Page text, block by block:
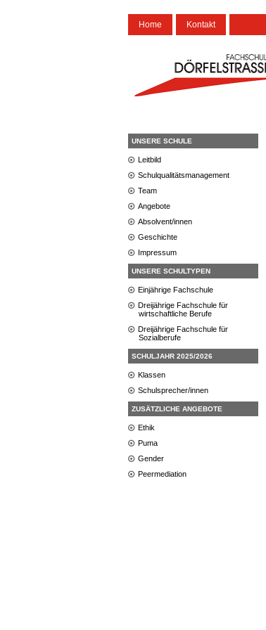
Home Kontakt
UNSERE SCHULE
Leitbild
Schulqualitätsmanagement
Team
Angebote
Absolvent/innen
Geschichte
Impressum
UNSERE SCHULTYPEN
Einjährige Fachschule
Dreijährige Fachschule für
wirtschaftliche Berufe
Dreijährige Fachschule für
Sozialberufe
SCHULJAHR 2025/2026
Klassen
Schulsprecher/innen
ZUSÄTZLICHE ANGEBOTE
Ethik
Puma
Gender
Peermediation